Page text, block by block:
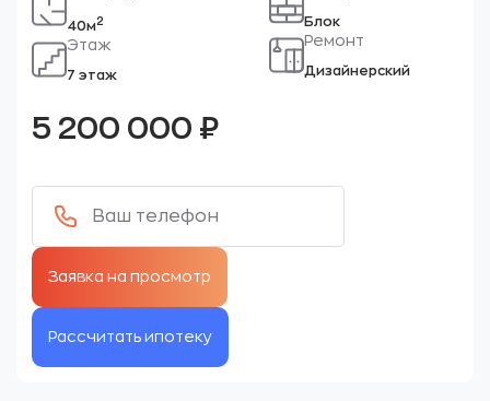
40м2
Этаж
7 этаж
Блок
Ремонт
Дизайнерский
5 200 000 ₽
Рассчитать ипотеку